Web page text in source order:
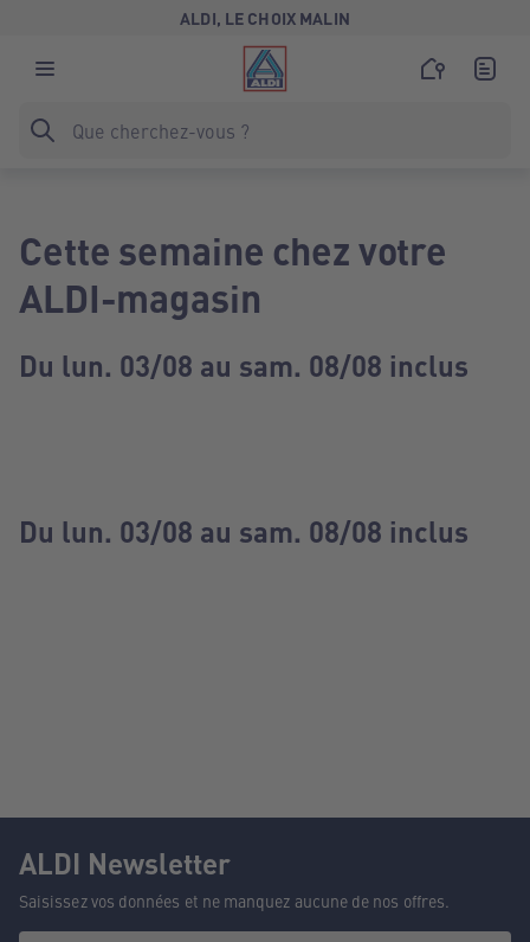
ALDI, LE CHOIX MALIN
Cette semaine chez votre
ALDI-magasin
Du lun. 03/08 au sam. 08/08 inclus
Du lun. 03/08 au sam. 08/08 inclus
ALDI Newsletter
Saisissez vos données et ne manquez aucune de nos offres.